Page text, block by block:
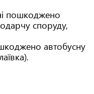
пошкоджено
споруду,
автобусну